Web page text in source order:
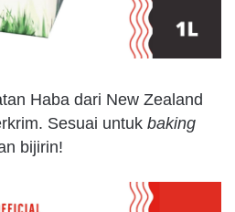
Haba dari New Zealand
Sesuai untuk baking
bijirin!